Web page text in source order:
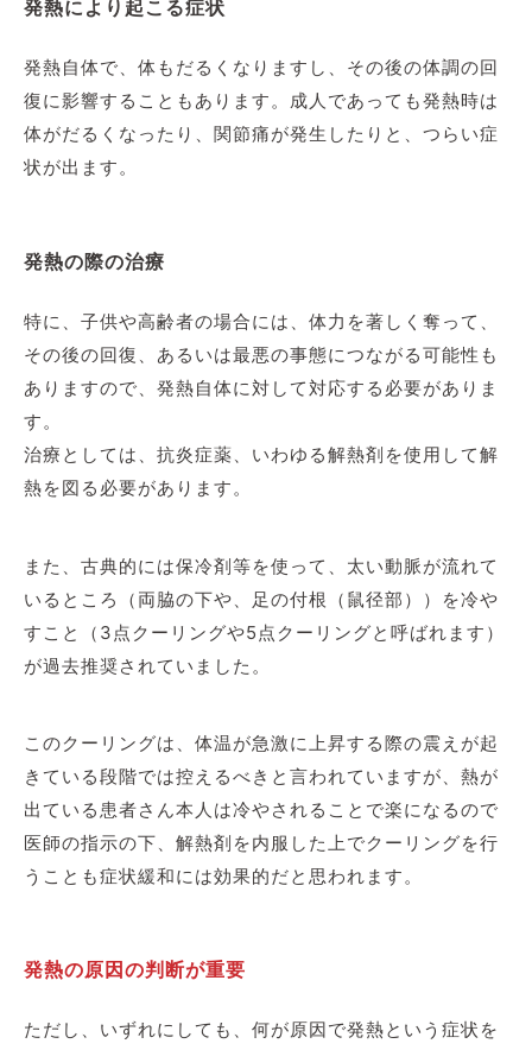
発熱により起こる症状
発熱自体で、体もだるくなりますし、その後の体調の回
復に影響することもあります。成人であっても発熱時は
体がだるくなったり、関節痛が発生したりと、つらい症
状が出ます。
発熱の際の治療
特に、子供や高齢者の場合には、体力を著しく奪って、
その後の回復、あるいは最悪の事態につながる可能性も
ありますので、発熱自体に対して対応する必要がありま
す。
治療としては、抗炎症薬、いわゆる解熱剤を使用して解
熱を図る必要があります。
また、古典的には保冷剤等を使って、太い動脈が流れて
いるところ（両脇の下や、足の付根（鼠径部））を冷や
すこと（3点クーリングや5点クーリングと呼ばれます）
が過去推奨されていました。
このクーリングは、体温が急激に上昇する際の震えが起
きている段階では控えるべきと言われていますが、熱が
出ている患者さん本人は冷やされることで楽になるので
医師の指示の下、解熱剤を内服した上でクーリングを行
うことも症状緩和には効果的だと思われます。
発熱の原因の判断が重要
ただし、いずれにしても、何が原因で発熱という症状を